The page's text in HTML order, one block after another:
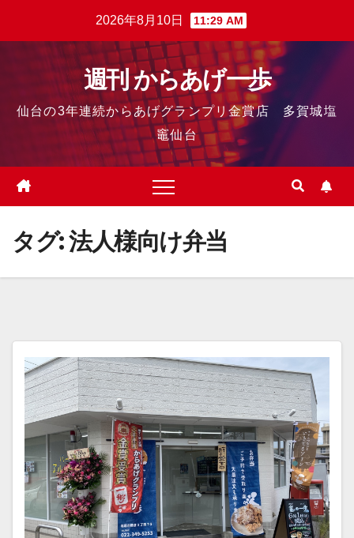
2026年8月10日 11:29 AM
週刊 からあげ一歩
仙台の3年連続からあげグランプリ金賞店 多賀城塩
竈仙台
タグ:法人様向け弁当